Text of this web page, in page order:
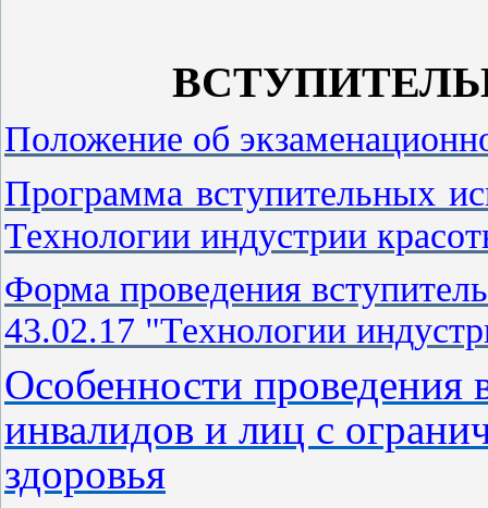
Положение об
Программа вступительных
Технологии индустрии
Форма проведения
43.02.17 "Технологии
Особенности проведения
инвалидов и лиц с
здоровья